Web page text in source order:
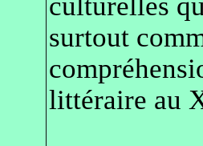
surtout
littéraire au